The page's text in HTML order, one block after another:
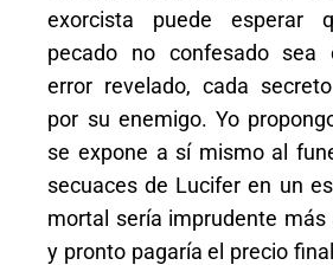
exorcista puede esperar
pecado no confesado sea
error revelado, cada
por su enemigo. Yo
se expone a sí mismo al
secuaces de Lucifer en un
mortal sería imprudente más
y pronto pagaría el precio